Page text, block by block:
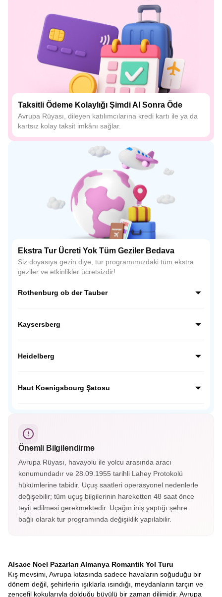
Taksitli Ödeme Kolaylığı Şimdi Al Sonra Öde
Avrupa Rüyası, dileyen katılımcılarına kredi kartı ile ya da
kartsız kolay taksit imkânı sağlar.
Ekstra Tur Ücreti Yok Tüm Geziler Bedava
Siz doyasıya gezin diye, tur programımızdaki tüm ekstra
geziler ve etkinlikler ücretsizdir!
Rothenburg ob der Tauber
kasabası Rothenburg ob der Tauber, Orta Çağ atmosferini
hava müzesidir.
Kaysersberg
Kaysersberg, taş sokakları, çiçekli evleri ve tarihi
gibidir.
Heidelberg
Çağdan kalma tarihi yapılarıyla masalsı bir güzelliğe sahip;
Haut Koenigsbourg Şatosu
kullanılan aletler, silahlar, cephanelikler, imparatorların
odaları ve eşsiz süslemelerle kaplı tavanları gördükçe bu
tarihi yolculuk hiç bitmesin istiyorsunuz. Haut-Koenigsbourg
Şatosu’nun içerisini gezmek isterseniz biletinizi alarak
gezebileceksiniz.
Önemli Bilgilendirme
Avrupa Rüyası, havayolu ile yolcu arasında aracı
konumundadır ve 28.09.1955 tarihli Lahey Protokolü
hükümlerine tabidir. Uçuş saatleri operasyonel nedenlerle
değişebilir; tüm uçuş bilgilerinin hareketten 48 saat önce
teyit edilmesi gerekmektedir. Uçağın iniş yaptığı şehre
bağlı olarak tur programında değişiklik yapılabilir.
Alsace Noel Pazarları Almanya Romantik Yol Turu
Kış mevsimi, Avrupa kıtasında sadece havaların soğuduğu bir
dönem değil, şehirlerin ışıklarla ısındığı, meydanların tarçın ve
zencefil kokularıyla dolduğu büyülü bir zaman dilimidir. Avrupa